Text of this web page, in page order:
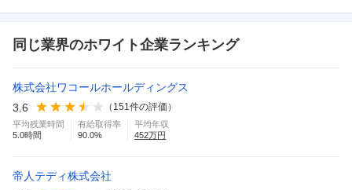
同じ業界のホワイト企業ランキング
株式会社ワコールホールディングス
3.6
（ 151件の評価）
平均残業時間
5.0時間
有給取得率
90.0%
平均年収
452万円
帝人テディ株式会社